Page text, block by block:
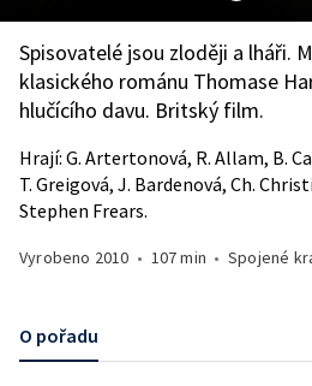
Spisovatelé jsou zloději a lháři.
klasického románu Thomase
hlučícího davu. Britský film.
Hrají: G. Artertonová, R. Allam, B.
T. Greigová, J. Bardenová, Ch.
Stephen Frears.
Vyrobeno 2010 • 107 min •Spojené
O pořadu